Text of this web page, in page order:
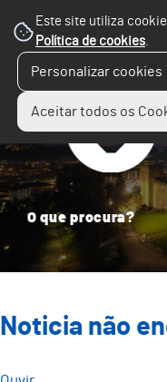
Este site utiliza
Política de cookies.
Personalizar cookies
Aceitar todos os
Noticia não